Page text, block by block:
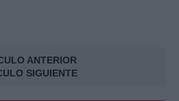
ANTERIOR
SIGUIENTE